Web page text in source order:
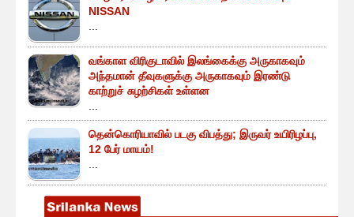
NISSAN
வங்காள விரிகுடாவில் இலங்கைக்கு அருகாகவும்
அந்தமான் தீவுகளுக்கு அருகாகவும் இரண்டு
காற்றுச் சுழற்சிகள் உள்ளன
தென்கொரியாவில் படகு விபத்து; இருவர் உயிரிழப்பு,
12 பேர் மாயம்!